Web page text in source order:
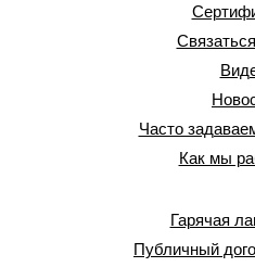
Часто
Как мы
Гарячая
Публичный